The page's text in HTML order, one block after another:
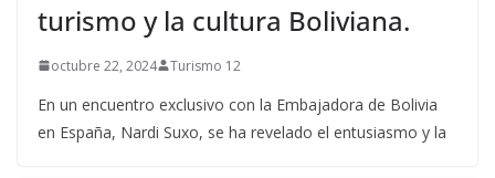
turismo y la cultura Boliviana.
octubre 22, 2024 Turismo 12
En un encuentro exclusivo con la Embajadora de Bolivia
en España, Nardi Suxo, se ha revelado el entusiasmo y la